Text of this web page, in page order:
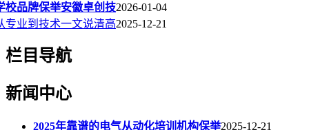
校品牌保举安徽卓创技2026-01-04
专业到技术一文说清高2025-12-21
栏目导航
新闻中心
2025年靠谱的电气从动化培训机构保举2025-12-21